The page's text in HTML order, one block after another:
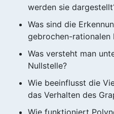
werden sie
Was sind die
gebrochen-rationalen
Was versteht man
Nullstelle?
Wie beeinflusst die
das Verhalten des
Wie funktioniert